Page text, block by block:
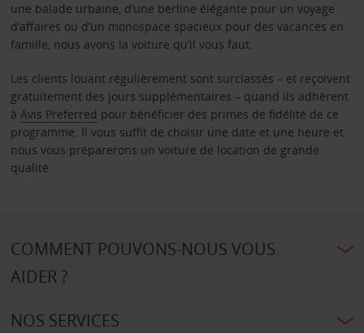
une balade urbaine, d’une berline élégante pour un voyage
d’affaires ou d’un monospace spacieux pour des vacances en
famille, nous avons la voiture qu’il vous faut.
Les clients louant régulièrement sont surclassés – et reçoivent
gratuitement des jours supplémentaires – quand ils adhèrent
à Avis Preferred pour bénéficier des primes de fidélité de ce
programme. Il vous suffit de choisir une date et une heure et
nous vous préparerons un voiture de location de grande
qualité.
COMMENT POUVONS-NOUS VOUS
AIDER ?
NOS SERVICES